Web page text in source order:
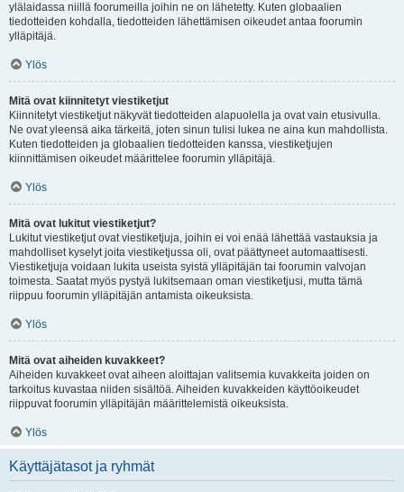
ylälaidassa niillä foorumeilla joihin ne on lähetetty. Kuten globaalien
tiedotteiden kohdalla, tiedotteiden lähettämisen oikeudet antaa foorumin
ylläpitäjä.
Ylös
Mitä ovat kiinnitetyt viestiketjut
Kiinnitetyt viestiketjut näkyvät tiedotteiden alapuolella ja ovat vain etusivulla.
Ne ovat yleensä aika tärkeitä, joten sinun tulisi lukea ne aina kun mahdollista.
Kuten tiedotteiden ja globaalien tiedotteiden kanssa, viestiketjujen
kiinnittämisen oikeudet määrittelee foorumin ylläpitäjä.
Ylös
Mitä ovat lukitut viestiketjut?
Lukitut viestiketjut ovat viestiketjuja, joihin ei voi enää lähettää vastauksia ja
mahdolliset kyselyt joita viestiketjussa oli, ovat päättyneet automaattisesti.
Viestiketjuja voidaan lukita useista syistä ylläpitäjän tai foorumin valvojan
toimesta. Saatat myös pystyä lukitsemaan oman viestiketjusi, mutta tämä
riippuu foorumin ylläpitäjän antamista oikeuksista.
Ylös
Mitä ovat aiheiden kuvakkeet?
Aiheiden kuvakkeet ovat aiheen aloittajan valitsemia kuvakkeita joiden on
tarkoitus kuvastaa niiden sisältöä. Aiheiden kuvakkeiden käyttöoikeudet
riippuvat foorumin ylläpitäjän määrittelemistä oikeuksista.
Ylös
Käyttäjätasot ja ryhmät